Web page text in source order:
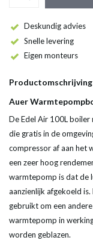
Deskundig advies
Snelle levering
Eigen monteurs
Productomschrijving
Auer
De Edel Air 100L
die gratis in de
compressor af aan het
een zeer hoog
warmtepomp is dat de
aanzienlijk afgekoeld
gebruikt om een
warmtepomp in
worden geblazen.